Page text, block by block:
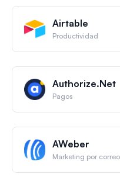
Airtable
Productividad
Authorize.Net
Pagos
AWeber
Marketing por